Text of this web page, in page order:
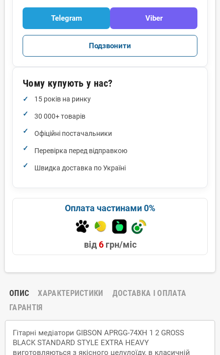
Telegram Viber
Подзвонити
Чому купують у нас?
15 років на ринку
30 000+ товарів
Офіційні постачальники
Перевірка перед відправкою
Швидка доставка по Україні
Оплата частинами 0%
від6грн/міс
ОПИС ХАРАКТЕРИСТИКИ
ДОСТАВКА І ОПЛАТА
ГАРАНТІЯ
Гітарні медіатори GIBSON APRGG-74XH 1 2 GROSS
BLACK STANDARD STYLE EXTRA HEAVY
виготовляються з якісного целулоїду, в класичній